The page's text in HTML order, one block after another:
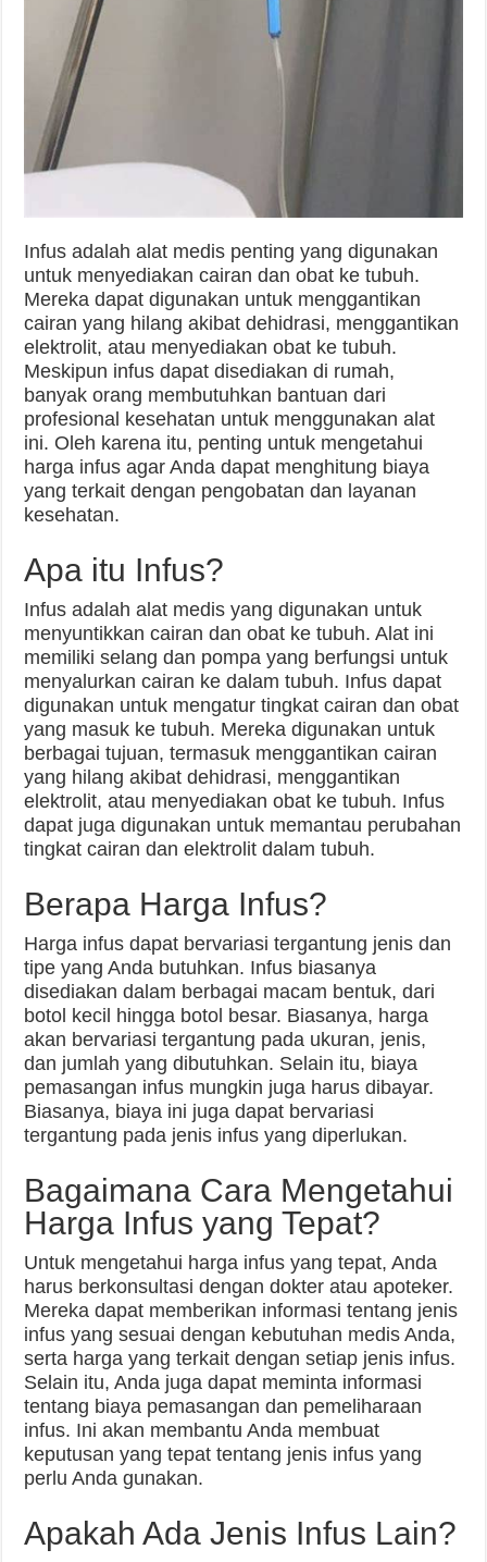
Infus adalah alat medis penting yang digunakan
untuk menyediakan cairan dan obat ke tubuh.
Mereka dapat digunakan untuk menggantikan
cairan yang hilang akibat dehidrasi, menggantikan
elektrolit, atau menyediakan obat ke tubuh.
Meskipun infus dapat disediakan di rumah,
banyak orang membutuhkan bantuan dari
profesional kesehatan untuk menggunakan alat
ini. Oleh karena itu, penting untuk mengetahui
harga infus agar Anda dapat menghitung biaya
yang terkait dengan pengobatan dan layanan
kesehatan.
Apa itu Infus?
Infus adalah alat medis yang digunakan untuk
menyuntikkan cairan dan obat ke tubuh. Alat ini
memiliki selang dan pompa yang berfungsi untuk
menyalurkan cairan ke dalam tubuh. Infus dapat
digunakan untuk mengatur tingkat cairan dan obat
yang masuk ke tubuh. Mereka digunakan untuk
berbagai tujuan, termasuk menggantikan cairan
yang hilang akibat dehidrasi, menggantikan
elektrolit, atau menyediakan obat ke tubuh. Infus
dapat juga digunakan untuk memantau perubahan
tingkat cairan dan elektrolit dalam tubuh.
Berapa Harga Infus?
Harga infus dapat bervariasi tergantung jenis dan
tipe yang Anda butuhkan. Infus biasanya
disediakan dalam berbagai macam bentuk, dari
botol kecil hingga botol besar. Biasanya, harga
akan bervariasi tergantung pada ukuran, jenis,
dan jumlah yang dibutuhkan. Selain itu, biaya
pemasangan infus mungkin juga harus dibayar.
Biasanya, biaya ini juga dapat bervariasi
tergantung pada jenis infus yang diperlukan.
Bagaimana Cara Mengetahui
Harga Infus yang Tepat?
Untuk mengetahui harga infus yang tepat, Anda
harus berkonsultasi dengan dokter atau apoteker.
Mereka dapat memberikan informasi tentang jenis
infus yang sesuai dengan kebutuhan medis Anda,
serta harga yang terkait dengan setiap jenis infus.
Selain itu, Anda juga dapat meminta informasi
tentang biaya pemasangan dan pemeliharaan
infus. Ini akan membantu Anda membuat
keputusan yang tepat tentang jenis infus yang
perlu Anda gunakan.
Apakah Ada Jenis Infus Lain?